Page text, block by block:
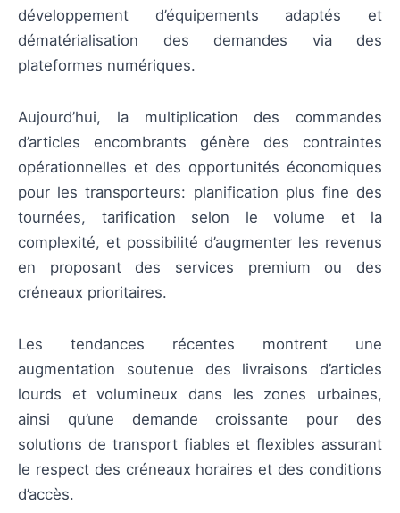
développement d’équipements adaptés et
dématérialisation des demandes via des
plateformes numériques.
Aujourd’hui, la multiplication des commandes
d’articles encombrants génère des contraintes
opérationnelles et des opportunités économiques
pour les transporteurs: planification plus fine des
tournées, tarification selon le volume et la
complexité, et possibilité d’augmenter les revenus
en proposant des services premium ou des
créneaux prioritaires.
Les tendances récentes montrent une
augmentation soutenue des livraisons d’articles
lourds et volumineux dans les zones urbaines,
ainsi qu’une demande croissante pour des
solutions de transport fiables et flexibles assurant
le respect des créneaux horaires et des conditions
d’accès.